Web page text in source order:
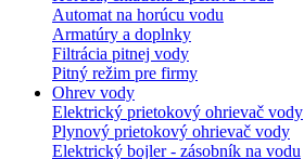
Automat na horúcu vodu
Armatúry a doplnky
Filtrácia pitnej vody
Pitný režim pre firmy
Ohrev vody
Elektrický prietokový ohrievač vody
Plynový prietokový ohrievač vody
Elektrický bojler - zásobník na vodu